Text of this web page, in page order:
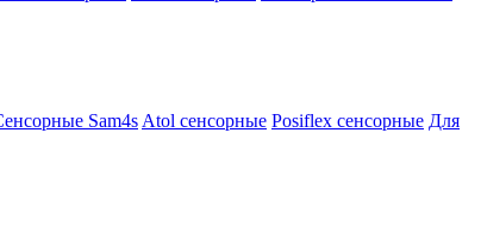
Sam4s Atol сенсорные Posiflex сенсорные Для